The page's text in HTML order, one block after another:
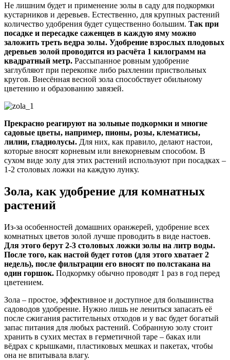
Не лишним будет и применение золы в саду для подкормки
кустарников и деревьев. Естественно, для крупных растений
количество удобрения будет существенно большим. Так при
посадке и пересадке саженцев в каждую яму можно
заложить треть ведра золы. Удобрение взрослых плодовых
деревьев золой проводится из расчёта 1 килограмм на
квадратный метр. Рассыпанное ровным удобрение
заглубляют при перекопке либо рыхлении приствольных
кругов. Внесённая весной зола способствует обильному
цветению и образованию завязей.
Прекрасно реагируют на зольные подкормки и многие
садовые цветы, например, пионы, розы, клематисы,
лилии, гладиолусы. Для них, как правило, делают настои,
которые вносят корневым или внекорневым способом. В
сухом виде золу для этих растений используют при посадках –
1-2 столовых ложки на каждую лунку.
Зола, как удобрение для комнатных
растений
Из-за особенностей домашних оранжерей, удобрение всех
комнатных цветов золой лучше проводить в виде настоев.
Для этого берут 2-3 столовых ложки золы на литр воды.
После того, как настой будет готов (для этого хватает 2
недель), после фильтрации его вносят по полстакана на
один горшок. Подкормку обычно проводят 1 раз в год перед
цветением.
Зола – простое, эффективное и доступное для большинства
садоводов удобрение. Нужно лишь не лениться запасать её
после сжигания растительных отходов и у вас будет богатый
запас питания для любых растений. Собранную золу стоит
хранить в сухих местах в герметичной таре – баках или
вёдрах с крышками, пластиковых мешках и пакетах, чтобы
она не впитывала влагу.